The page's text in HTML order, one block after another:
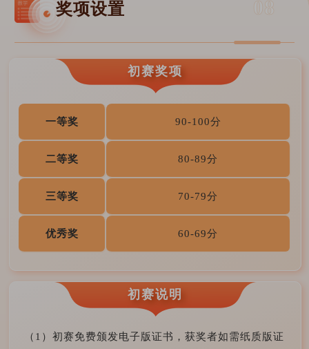
奖项设置 08
初赛奖项
一等奖 90-100分
二等奖 80-89分
三等奖 70-79分
优秀奖 60-69分
初赛说明
（1）初赛免费颁发电子版证书，获奖者如需纸质版证